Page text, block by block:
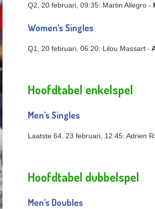
Q2, 20 februari, 09:35: Martin Allegro -
Women's Singles
Q1, 20 februari, 06:20: Lilou Massart -
Hoofdtabel enkelspel
Men's Singles
Laatste 64, 23 februari, 12:45: Adrien
Hoofdtabel dubbelspel
Men's Doubles